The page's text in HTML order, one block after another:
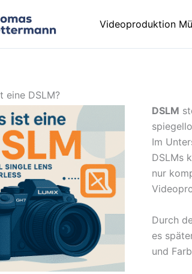
Videoproduktion
eine DSLM?
DSLM
Im
DSLMs
nur
Durch
es
und